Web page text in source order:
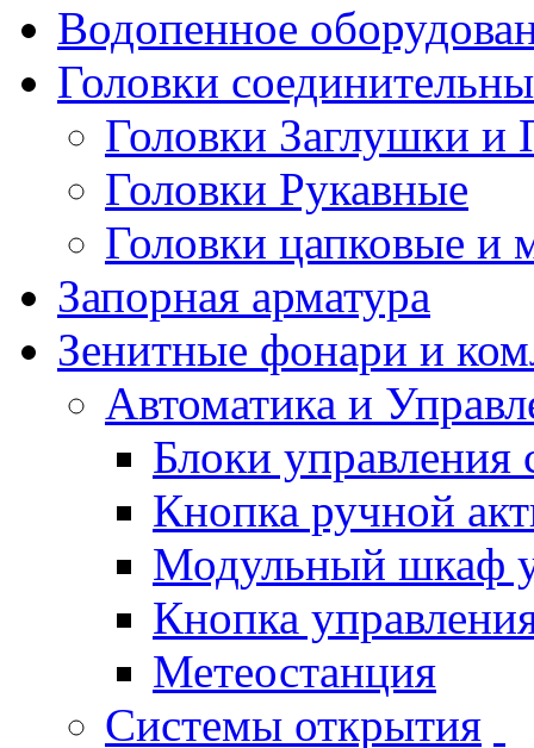
Водопенное
Головки
Головки Заглушки и
Головки Рукавные
Головки цапковые и
Запорная арматура
Зенитные фонари и
Автоматика и
Блоки
Кнопка ручной
Модульный шкаф
Кнопка
Метеостанция
Системы открытия